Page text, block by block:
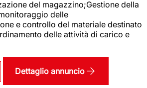
del magazzino;Gestione della
delle
e controllo del materiale destinato
delle attività di carico e
Dettaglio annuncio